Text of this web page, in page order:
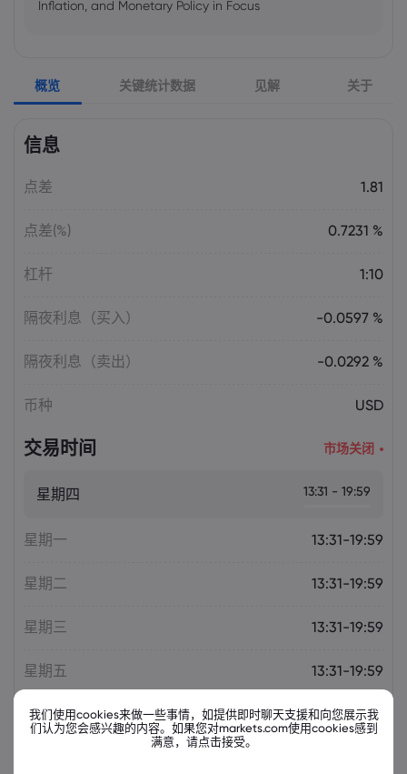
Inflation, and Monetary Policy in Focus
US Government Shutdown Threatens
October Inflation Data Release
US-EU Relations: Russia Sanctions Unite
Emma Rose
Overheating, U.S. Trade Policy Risk
概览 关键统计数据 见解 关于
信息
点差 1.81
点差(%) 0.7231 %
杠杆 1:10
隔夜利息（买入） -0.0597 %
隔夜利息（卖出） -0.0292 %
币种 USD
交易时间 市场关闭
星期四 13:31 - 19:59
星期一 13:31-19:59
星期二 13:31-19:59
星期三 13:31-19:59
星期五 13:31-19:59
我们使用cookies来做一些事情，如提供即时聊天支援和向您展示我
们认为您会感兴趣的内容。如果您对markets.com使用cookies感到
满意，请点击接受。